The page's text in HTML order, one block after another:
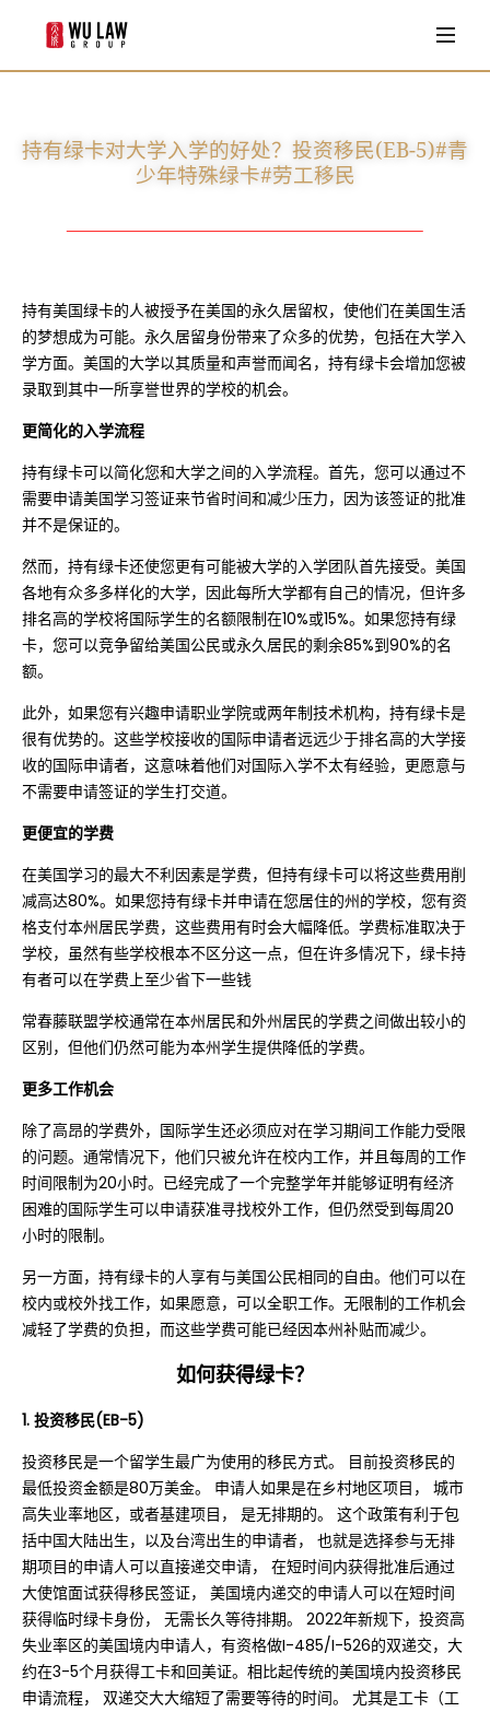
首页
移民法
商业法
律师团队
Adam S. Kopchian
Emily L. Robinson
Arthur Minas
常见问题
联系我们
持有绿卡对大学入学的好处？投资移民(EB-5)#青
少年特殊绿卡#劳工移民
持有美国绿卡的人被授予在美国的永久居留权，使他们在美国生活
的梦想成为可能。永久居留身份带来了众多的优势，包括在大学入
学方面。美国的大学以其质量和声誉而闻名，持有绿卡会增加您被
录取到其中一所享誉世界的学校的机会。
更简化的入学流程
持有绿卡可以简化您和大学之间的入学流程。首先，您可以通过不
需要申请美国学习签证来节省时间和减少压力，因为该签证的批准
并不是保证的。
然而，持有绿卡还使您更有可能被大学的入学团队首先接受。美国
各地有众多多样化的大学，因此每所大学都有自己的情况，但许多
排名高的学校将国际学生的名额限制在10%或15%。如果您持有绿
卡，您可以竞争留给美国公民或永久居民的剩余85%到90%的名
额。
此外，如果您有兴趣申请职业学院或两年制技术机构，持有绿卡是
很有优势的。这些学校接收的国际申请者远远少于排名高的大学接
收的国际申请者，这意味着他们对国际入学不太有经验，更愿意与
不需要申请签证的学生打交道。
更便宜的学费
在美国学习的最大不利因素是学费，但持有绿卡可以将这些费用削
减高达80%。如果您持有绿卡并申请在您居住的州的学校，您有资
格支付本州居民学费，这些费用有时会大幅降低。学费标准取决于
学校，虽然有些学校根本不区分这一点，但在许多情况下，绿卡持
有者可以在学费上至少省下一些钱
常春藤联盟学校通常在本州居民和外州居民的学费之间做出较小的
区别，但他们仍然可能为本州学生提供降低的学费。
更多工作机会
除了高昂的学费外，国际学生还必须应对在学习期间工作能力受限
的问题。通常情况下，他们只被允许在校内工作，并且每周的工作
时间限制为20小时。已经完成了一个完整学年并能够证明有经济
困难的国际学生可以申请获准寻找校外工作，但仍然受到每周20
小时的限制。
另一方面，持有绿卡的人享有与美国公民相同的自由。他们可以在
校内或校外找工作，如果愿意，可以全职工作。无限制的工作机会
减轻了学费的负担，而这些学费可能已经因本州补贴而减少。
如何获得绿卡？
1. 投资移民(EB-5)
投资移民是一个留学生最广为使用的移民方式。 目前投资移民的
最低投资金额是80万美金。 申请人如果是在乡村地区项目， 城市
高失业率地区，或者基建项目， 是无排期的。 这个政策有利于包
括中国大陆出生，以及台湾出生的申请者， 也就是选择参与无排
期项目的申请人可以直接递交申请， 在短时间内获得批准后通过
大使馆面试获得移民签证， 美国境内递交的申请人可以在短时间
获得临时绿卡身份， 无需长久等待排期。 2022年新规下，投资高
失业率区的美国境内申请人，有资格做I-485/I-526的双递交，大
约在3-5个月获得工卡和回美证。相比起传统的美国境内投资移民
申请流程， 双递交大大缩短了需要等待的时间。 尤其是工卡（工